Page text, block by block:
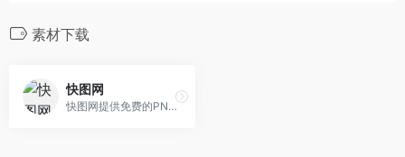
素材下载
快图网
快图网提供免费的PNG元素和高清背景图片素材免费下载